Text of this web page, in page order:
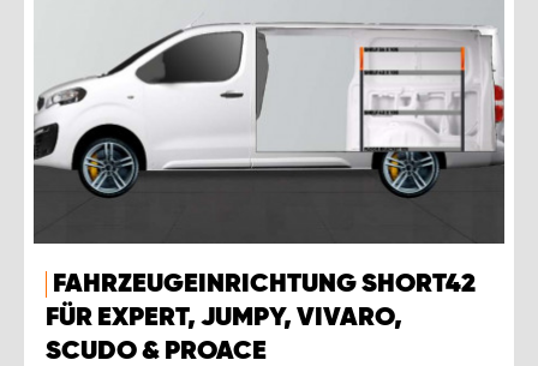
FAHRZEUGEINRICHTUNG SHORT42
FÜR EXPERT, JUMPY, VIVARO,
SCUDO & PROACE